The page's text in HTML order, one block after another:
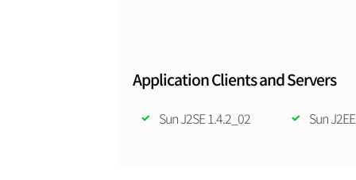
Application Clients and Servers
Sun J2SE 1.4.2_02 Sun